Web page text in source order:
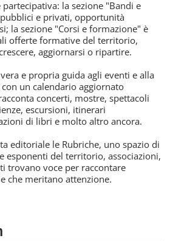
la sezione "Bandi e
e privati, opportunità
la sezione "Corsi e formazione" è
offerte formative del territorio,
aggiornarsi o ripartire.
e propria guida agli eventi e alla
un calendario aggiornato
concerti, mostre, spettacoli
escursioni, itinerari
di libri e molto altro ancora.
editoriale le Rubriche, uno spazio di
esponenti del territorio, associazioni,
trovano voce per raccontare
che meritano attenzione.